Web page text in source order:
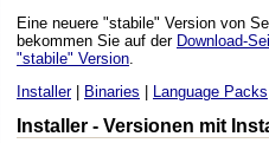
Eine neuere "stabile" Version von
bekommen Sie auf der Download-
"stabile" Version
Installer| Binaries | Language Packs
Installer - Versionen mit